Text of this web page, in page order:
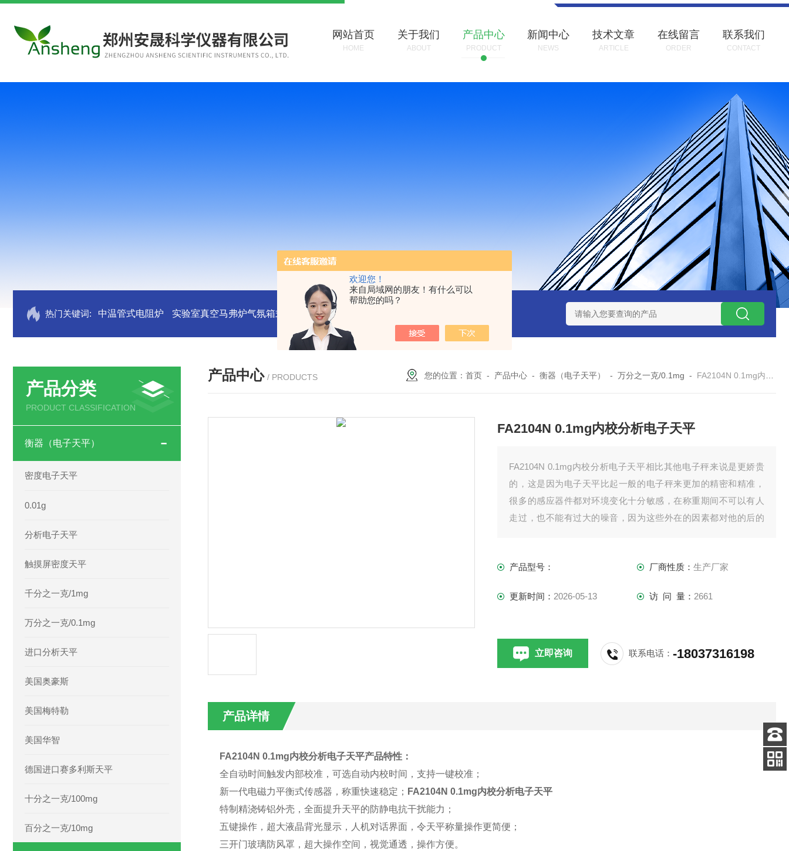
欢迎您！
来自局域网的朋友！有什么可以
帮助您的吗？
网站首页
HOME
关于我们
ABOUT
产品中心
PRODUCT
新闻中心
NEWS
技术文章
ARTICLE
在线留言
ORDER
联系我们
CONTACT
热门关键词: 中温管式电阻炉 实验室真空马弗炉气氛箱式炉厂家 灰分测定马弗炉-郑州安晟科学仪器 SX2-9-17TP高温实验用热失重马弗炉 实验室小型高温马弗炉 陶瓷纤维
产品分类
PRODUCT CLASSIFICATION
衡器（电子天平）
密度电子天平
0.01g
分析电子天平
触摸屏密度天平
千分之一克/1mg
万分之一克/0.1mg
进口分析天平
美国奥豪斯
美国梅特勒
美国华智
德国进口赛多利斯天平
十分之一克/100mg
百分之一克/10mg
产品中心 / PRODUCTS 您的位置：首页 - 产品中心 -衡器（电子天平） -万分之一克/0.1mg - FA2104N 0.1mg内校分析电子天平
FA2104N 0.1mg内校分析电子天平
FA2104N 0.1mg内校分析电子天平相比其他电子秤来说是更娇贵
的，这是因为电子天平比起一般的电子秤来更加的精密和精准，
很多的感应器件都对环境变化十分敏感，在称重期间不可以有人
走过，也不能有过大的噪音，因为这些外在的因素都对他的后的
产品型号： 厂商性质： 生产厂家
更新时间： 2026-05-13 访 问 量： 2661
立即咨询 联系电话：-18037316198
产品详情
FA2104N 0.1mg内校分析电子天平产品特性：
全自动时间触发内部校准，可选自动内校时间，支持一键校准；
新一代电磁力平衡式传感器，称重快速稳定； FA2104N 0.1mg内校分析电子天平
特制精浇铸铝外壳，全面提升天平的防静电抗干扰能力 ；
五键操作，超大液晶背光显示，人机对话界面，令天平称量操作更简便 ；
三开门玻璃防风罩， 超大操作空间 ，视觉通透，操作方便。
客服
电话